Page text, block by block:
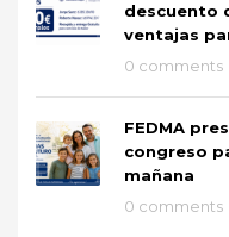
descuento
ventajas
0 comments
FEDMA
congreso
mañana
0 comments